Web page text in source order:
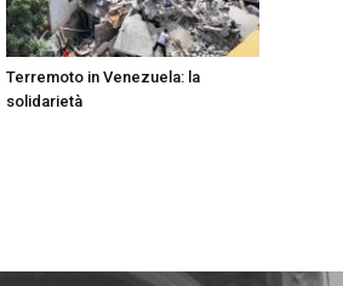
Terremoto in Venezuela: la
solidarietà